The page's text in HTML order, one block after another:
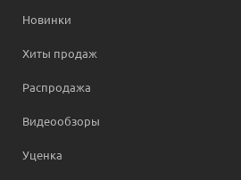
Новинки
Хиты продаж
Распродажа
Видеообзоры
Уценка